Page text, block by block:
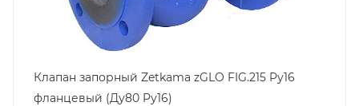
Клапан запорный Zetkama zGLO FIG.215 Pу16
фланцевый (Ду80 Pу16)